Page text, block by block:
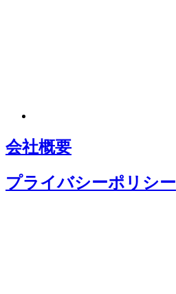
会社概要
プライバシーポリシー